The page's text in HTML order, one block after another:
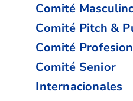
Comité
Comité Pitch &
Comité
Comité Senior
Internacionales